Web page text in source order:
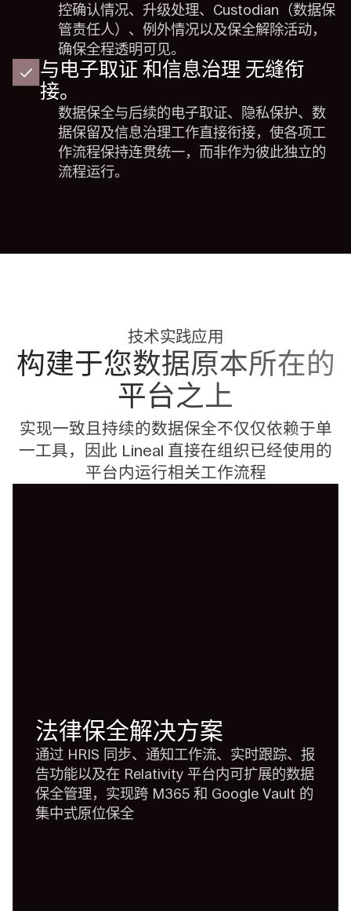
控确认情况、升级处理、Custodian（数据保
管责任人）、例外情况以及保全解除活动，
确保全程透明可见。
与电子取证 和信息治理 无缝衔
接。
数据保全与后续的电子取证、隐私保护、数
据保留及信息治理工作直接衔接，使各项工
作流程保持连贯统一，而非作为彼此独立的
流程运行。
技术实践应用
构建于您数据原本所在的
平台之上
实现一致且持续的数据保全不仅仅依赖于单
一工具，因此 Lineal 直接在组织已经使用的
平台内运行相关工作流程
法律保全解决方案
通过 HRIS 同步、通知工作流、实时跟踪、报
告功能以及在 Relativity 平台内可扩展的数据
保全管理，实现跨 M365 和 Google Vault 的
集中式原位保全